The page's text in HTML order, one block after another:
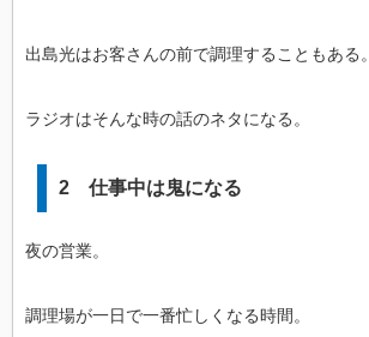
出島光はお客さんの前で調理することもある。
ラジオはそんな時の話のネタになる。
2 仕事中は鬼になる
夜の営業。
調理場が一日で一番忙しくなる時間。